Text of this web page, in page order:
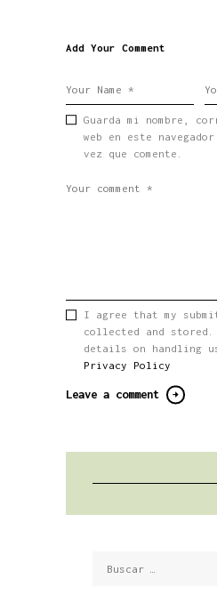
Add Your Comment
Guarda mi nombre,
web en este
vez que comente.
I agree that my
collected and
details on handling
Privacy Policy